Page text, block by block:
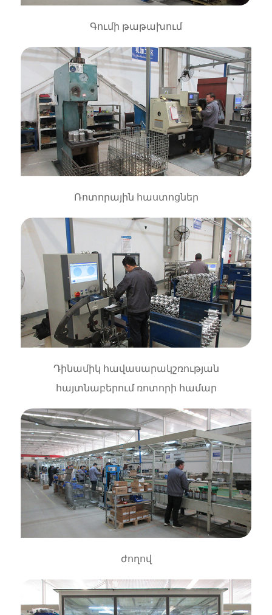
Գումի թաթախում
Ռոտորային հաստոցներ
Դինամիկ հավասարակշռության
հայտնաբերում ռոտորի համար
ժողով